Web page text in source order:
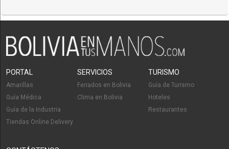
PORTAL
Amarillas
Guía Médica
Guía de la Industria
Tiendas Online Delivery
SERVICIOS
Feriados en Bolivia
Clima en Bolivia
TURISMO
Guía de Turismo
Hoteles
Restaurantes